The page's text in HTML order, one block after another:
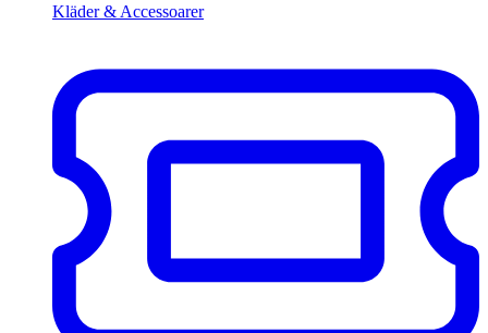
Kläder & Accessoarer